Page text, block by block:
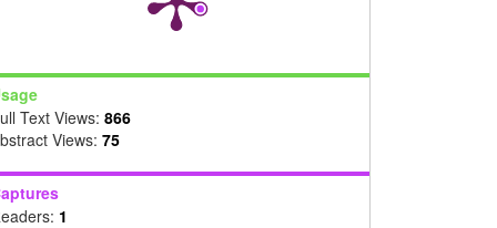
Text Views: 866
Views: 75
1